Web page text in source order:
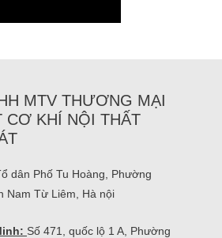
MTV THƯƠNG MẠI
CƠ KHÍ NỘI THẤT
dân Phố Tu Hoàng, Phường
Nam Từ Liêm, Hà nội
Số 471, quốc lộ 1 A, Phường